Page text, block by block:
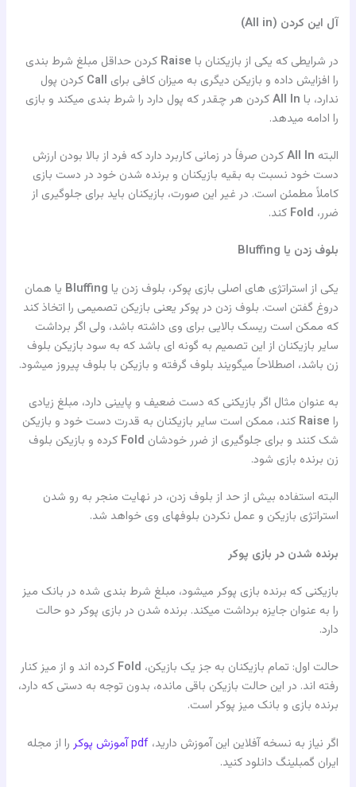
آل این کردن (All in)
در شرایطی که یکی از بازیکنان با Raise کردن حداقل مبلغ شرط بندی
را افزایش داده و بازیکن دیگری به میزان کافی برای Call کردن پول
ندارد، با All Inکردن هر چقدر که پول دارد را شرط بندی میکند و بازی
را ادامه میدهد.
البته All Inکردن صرفاً در زمانی کاربرد دارد که فرد از بالا بودن ارزش
دست خود نسبت به بقیه بازیکنان و برنده شدن خود در دست بازی
کاملاً مطمئن است. در غیر این صورت، بازیکنان باید برای جلوگیری از
ضرر، Fold کند.
بلوف زدن یا Bluffing
یکی از استراتژی های اصلی بازی پوکر، بلوف زدن یا Bluffing یا همان
دروغ گفتن است. بلوف زدن در پوکر یعنی بازیکن تصمیمی را اتخاذ کند
که ممکن است ریسک بالایی برای وی داشته باشد، ولی اگر برداشت
سایر بازیکنان از این تصمیم به گونه ای باشد که به سود بازیکن بلوف
زن باشد، اصطلاحاً میگویند بلوف گرفته و بازیکن با بلوف پیروز میشود.
به عنوان مثال اگر بازیکنی که دست ضعیف و پایینی دارد، مبلغ زیادی
را Raise کند، ممکن است سایر بازیکنان به قدرت دست خود و بازیکن
شک کنند و برای جلوگیری از ضرر خودشان
کرده و بازیکن بلوف
زن برنده بازی شود.
البته استفاده بیش از حد از بلوف زدن، در نهایت منجر به رو شدن
استراتژی بازیکن و عمل نکردن بلوفهای وی خواهد شد.
برنده شدن در بازی پوکر
بازیکنی که برنده بازی پوکر میشود، مبلغ شرط بندی شده در بانک میز
را به عنوان جایزه برداشت میکند. برنده شدن در بازی پوکر دو حالت
دارد.
حالت اول: تمام بازیکنان به جز یک بازیکن، Fold کرده اند و از میز کنار
رفته اند. در این حالت بازیکن باقی مانده، بدون توجه به دستی که دارد،
برنده بازی و بانک میز پوکر است.
اگر نیاز به نسخه آفلاین این آموزش دارید،pdf آموزش پوکر
را از مجله
ایران گمبلینگ دانلود کنید.